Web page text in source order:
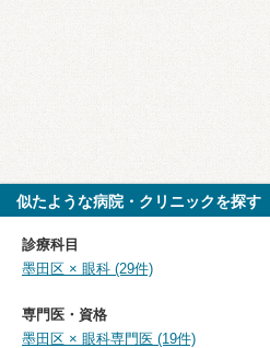
似たような病院・クリニックを探す
診療科目
墨田区 × 眼科 (29件)
専門医・資格
墨田区 × 眼科専門医 (19件)